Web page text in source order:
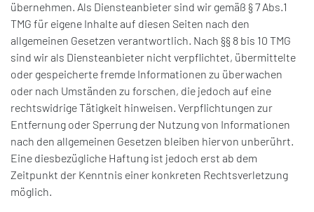
übernehmen. Als Diensteanbieter sind wir gemäß § 7 Abs.1
TMG für eigene Inhalte auf diesen Seiten nach den
allgemeinen Gesetzen verantwortlich. Nach §§ 8 bis 10 TMG
sind wir als Diensteanbieter nicht verpflichtet, übermittelte
oder gespeicherte fremde Informationen zu überwachen
oder nach Umständen zu forschen, die jedoch auf eine
rechtswidrige Tätigkeit hinweisen. Verpflichtungen zur
Entfernung oder Sperrung der Nutzung von Informationen
nach den allgemeinen Gesetzen bleiben hiervon unberührt.
Eine diesbezügliche Haftung ist jedoch erst ab dem
Zeitpunkt der Kenntnis einer konkreten Rechtsverletzung
möglich.